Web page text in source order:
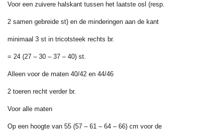
Voor een zuivere halskant tussen het laatste osl (resp.
2 samen gebreide st) en de minderingen aan de kant
minimaal 3 st in tricotsteek rechts br.
= 24 (27 – 30 – 37 – 40) st.
Alleen voor de maten 40/42 en 44/46
2 toeren recht verder br.
Voor alle maten
Op een hoogte van 55 (57 – 61 – 64 – 66) cm voor de